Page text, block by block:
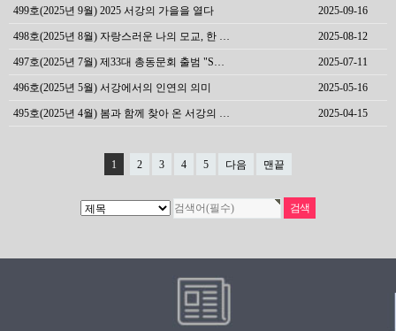
499호(2025년 9월) 2025 서강의 가을을 열다 2025-09-16
498호(2025년 8월) 자랑스러운 나의 모교, 한 … 2025-08-12
497호(2025년 7월) 제33대 총동문회 출범 "S… 2025-07-11
496호(2025년 5월) 서강에서의 인연의 의미 2025-05-16
495호(2025년 4월) 봄과 함께 찾아 온 서강의 … 2025-04-15
1 2 3 4 5 다음 맨끝